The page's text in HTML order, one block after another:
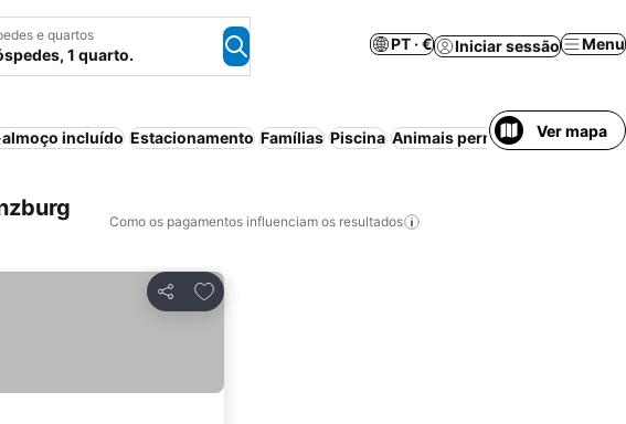
e quartos
1 quarto.
PT · € Iniciar sessão Menu
incluído Estacionamento Famílias Piscina Animais permitidos Ar
Ver mapa
Como os pagamentos influenciam os resultados
Partilhar
Adicionar aos favoritos